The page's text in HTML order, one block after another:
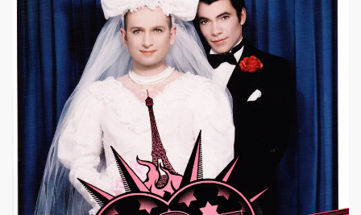
2017 a decembre 2019.
2016 a decembre 2016.
2015 a juin 2016.
2015 a decembre 2015.
a juin 2015.
2014 a decembre 2014.